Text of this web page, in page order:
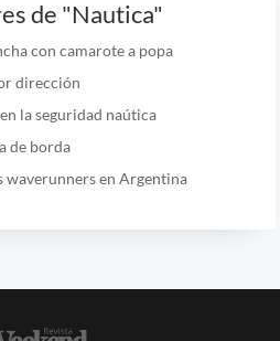
de "Nautica"
con camarote a popa
dirección
la seguridad naútica
de borda
en Argentina